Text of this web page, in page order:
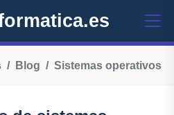
Blog Sistemas operativos